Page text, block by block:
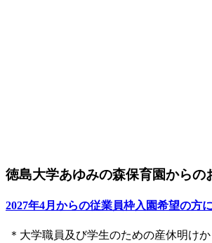
徳島大学あゆみの森保育園からの
2027年4月からの従業員枠入園希望の方
＊大学職員及び学生のための産休明け